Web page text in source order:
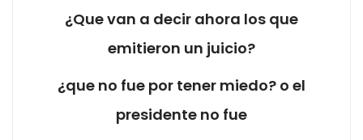
¿Que van a decir ahora los que
emitieron un juicio?
¿que no fue por tener miedo? o el
presidente no fue